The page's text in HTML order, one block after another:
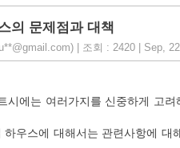
의 문제점과 대책
| 조회 : 2420 | Sep,
시에는 여러가지를 신중하게 고
하우스에 대해서는 관련사항에 대